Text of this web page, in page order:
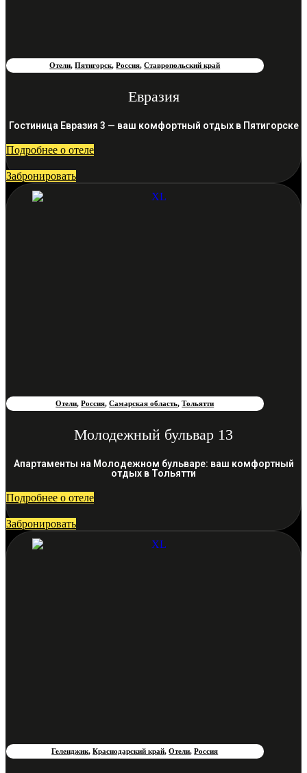
Отели,Пятигорск,Россия,Ставропольский край
Евразия
Гостиница Евразия 3 — ваш комфортный отдых в Пятигорске
Подробнее о отеле
Забронировать
Отели,Россия,Самарская область,Тольятти
Молодежный бульвар 13
Апартаменты на Молодежном бульваре: ваш комфортный
отдых в Тольятти
Подробнее о отеле
Забронировать
Геленджик,Краснодарский край,Отели,Россия